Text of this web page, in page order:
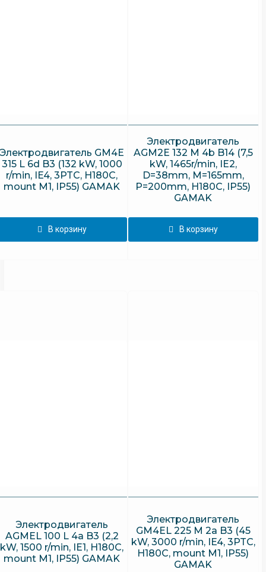
Электродвигатель GM4E
315 L 6d B3 (132 kW, 1000
r/min, IE4, 3PTC, H180C,
mount M1, IP55) GAMAK
В корзину
Электродвигатель
AGM2E 132 M 4b B14 (7,5
kW, 1465r/min, IE2,
D=38mm, M=165mm,
P=200mm, H180C, IP55)
GAMAK
В корзину
Электродвигатель
AGMEL 100 L 4a B3 (2,2
kW, 1500 r/min, IE1, H180C,
mount M1, IP55) GAMAK
Электродвигатель
GM4EL 225 M 2a B3 (45
kW, 3000 r/min, IE4, 3PTC,
H180C, mount M1, IP55)
GAMAK